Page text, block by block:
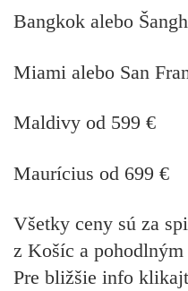
Bangkok alebo
Miami alebo San
Maldivy od 599 €
Maurícius od 699 €
Všetky ceny sú za
z Košíc a
Pre bližšie info